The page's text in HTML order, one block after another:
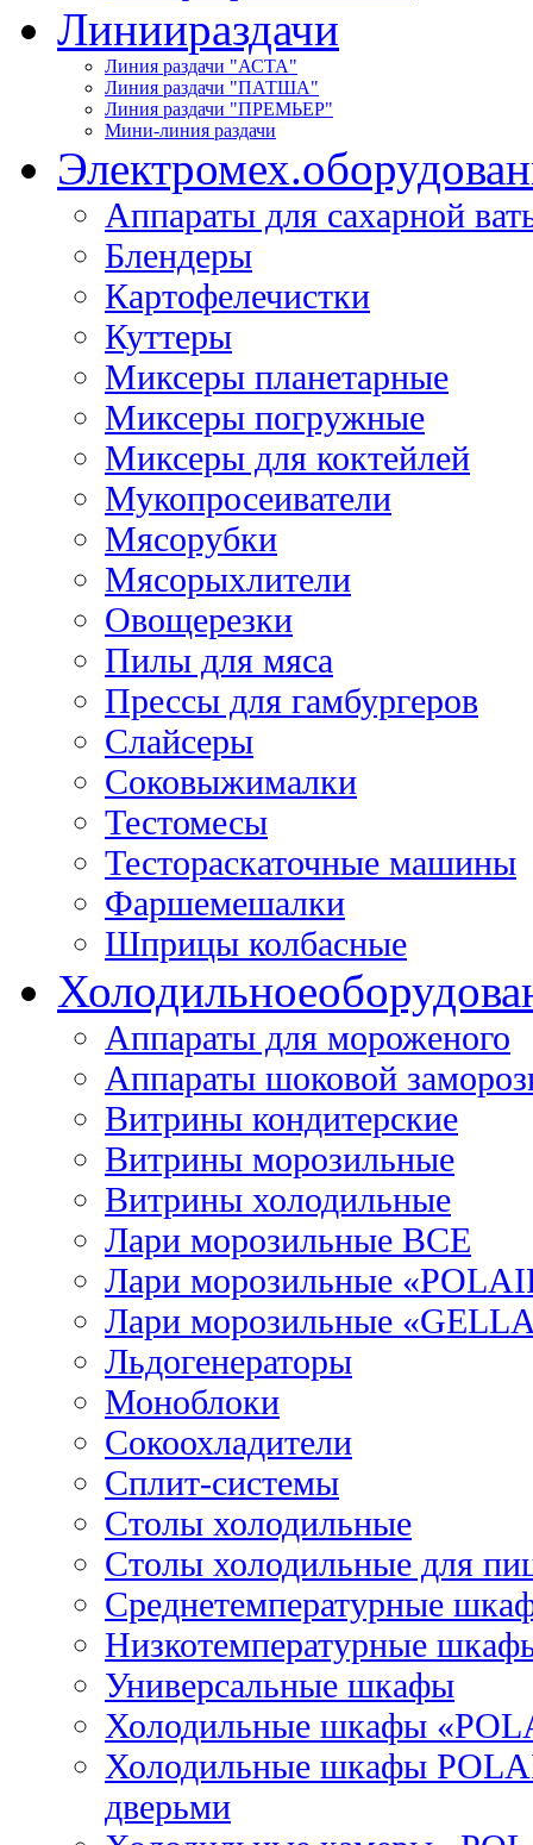
Линиираздачи
Линия раздачи "АСТА"
Линия раздачи "ПАТША"
Линия раздачи "ПРЕМЬЕР"
Мини-линия раздачи
Электромех.
Аппараты для сахарной
Блендеры
Картофелечистки
Куттеры
Миксеры планетарные
Миксеры погружные
Миксеры для коктейлей
Мукопросеиватели
Мясорубки
Мясорыхлители
Овощерезки
Пилы для мяса
Прессы для гамбургеров
Слайсеры
Соковыжималки
Тестомесы
Тестораскаточные машины
Фаршемешалки
Шприцы колбасные
Холодильное
Аппараты для мороженого
Аппараты шоковой
Витрины кондитерские
Витрины морозильные
Витрины холодильные
Лари морозильные ВСЕ
Лари морозильные
Лари морозильные
Льдогенераторы
Моноблоки
Сокоохладители
Сплит-системы
Столы холодильные
Столы холодильные для
Среднетемпературные
Низкотемпературные
Универсальные шкафы
Холодильные шкафы
Холодильные шкафы
дверьми